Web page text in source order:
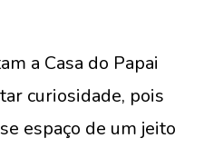
a Casa do Papai
curiosidade, pois
espaço de um jeito